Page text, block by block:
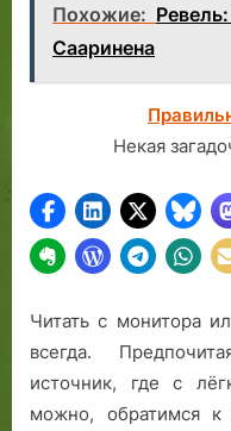
Похожие:
Сааринена
Некая
Читать с монитора
всегда.
источник, где с
можно, обратимся